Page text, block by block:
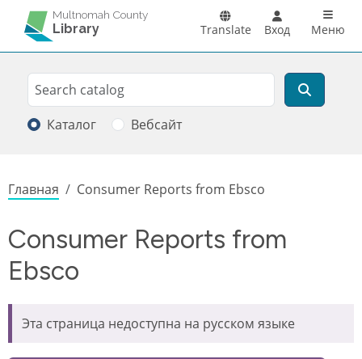
Перейти к основному содержанию
Multnomah County
Library Translate Вход Main
Меню
Search
Поиск
Каталог Вебсайт
Строка навигации
Главная Consumer Reports from Ebsco
Consumer Reports from
Ebsco
Эта страница недоступна на русском языке